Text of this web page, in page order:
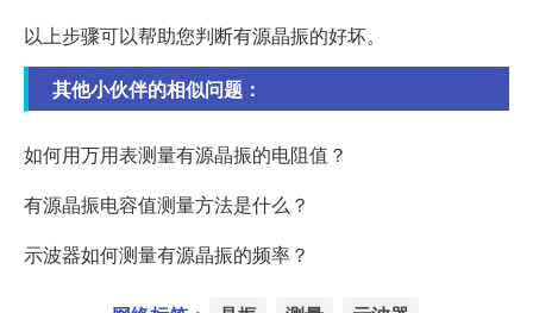
以上步骤可以帮助您判断有源晶振的好坏。
其他小伙伴的相似问题：
如何用万用表测量有源晶振的电阻值？
有源晶振电容值测量方法是什么？
示波器如何测量有源晶振的频率？